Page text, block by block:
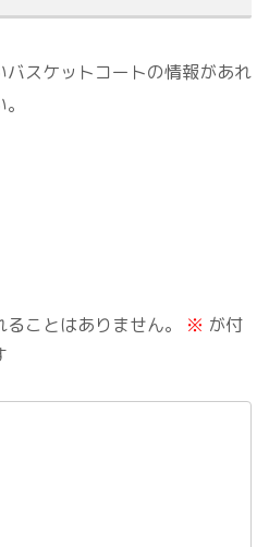
スケットコートの情報があれ
ことはありません。 ※ が付